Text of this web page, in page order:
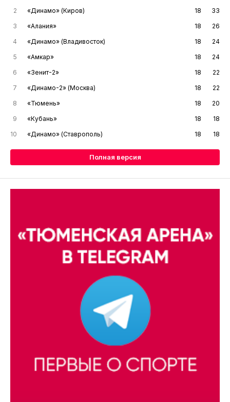
2
«Динамо» (Киров) 18
33
3
«Алания» 18
26
4
«Динамо» (Владивосток) 18
24
5
«Амкар» 18
24
6
«Зенит-2» 18
22
7
«Динамо-2» (Москва) 18
22
8
«Тюмень» 18
20
9
«Кубань» 18
18
10
«Динамо» (Ставрополь) 18 18
Полная версия